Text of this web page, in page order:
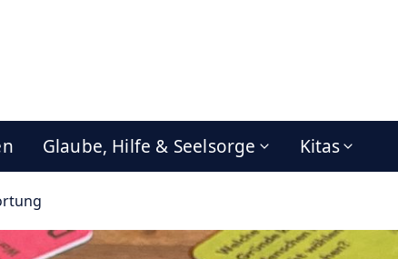
Glaube, Hilfe & Seelsorge Kitas